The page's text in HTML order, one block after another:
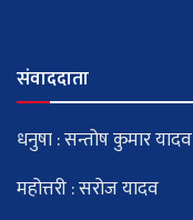
संवाददाता
धनुषा : सन्तोष कुमार यादव
महोत्तरी : सरोज यादव